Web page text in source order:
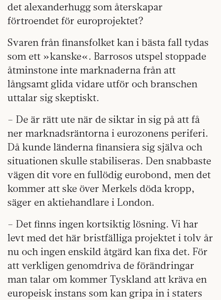
det alexanderhugg som återskapar
förtroendet för europrojektet?
Svaren från finansfolket kan i bästa fall tydas
som ett »kanske«. Barrosos utspel stoppade
åtminstone inte marknaderna från att
långsamt glida vidare utför och branschen
uttalar sig skeptiskt.
– De är rätt ute när de siktar in sig på att få
ner marknadsräntorna i eurozonens periferi.
Då kunde länderna finansiera sig själva och
situationen skulle stabiliseras. Den snabbaste
vägen dit vore en fullödig eurobond, men det
kommer att ske över Merkels döda kropp,
säger en aktiehandlare i London.
– Det finns ingen kortsiktig lösning. Vi har
levt med det här bristfälliga projektet i tolv år
nu och ingen enskild åtgärd kan fixa det. För
att verkligen genomdriva de förändringar
man talar om kommer Tyskland att kräva en
europeisk instans som kan gripa in i staters